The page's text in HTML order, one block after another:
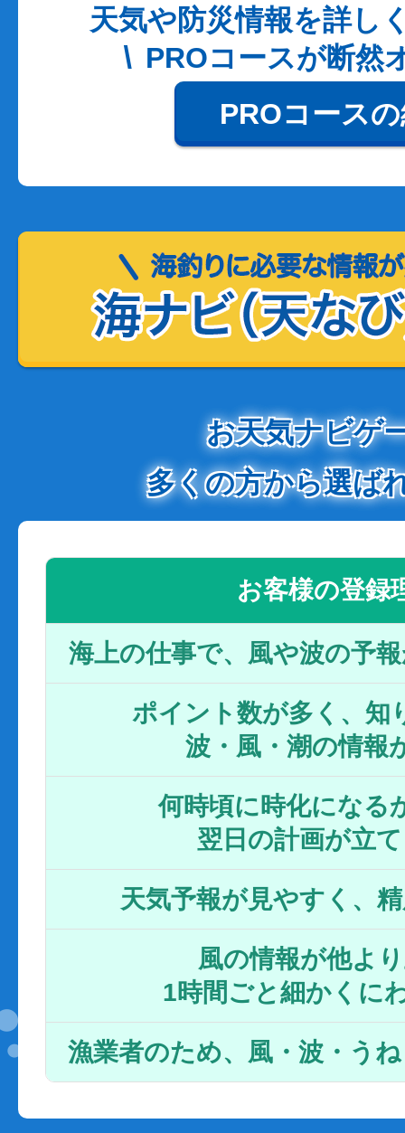
天気や防災情報を詳し
PROコースが断然
PROコース
お天気ナビゲ
多くの方から選ば
お客様の登録
海上の仕事で、風や波の予
ポイント数が多く、知
波・風・潮の情報
何時頃に時化になる
翌日の計画が立
天気予報が見やすく、
風の情報が他よ
1時間ごと細かくに
漁業者のため、風・波・う